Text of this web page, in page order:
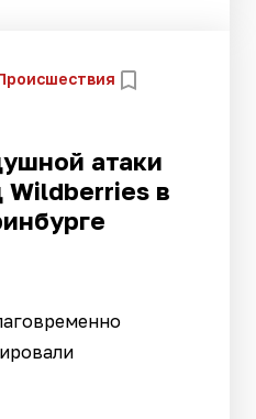
атаки
Wildberries в